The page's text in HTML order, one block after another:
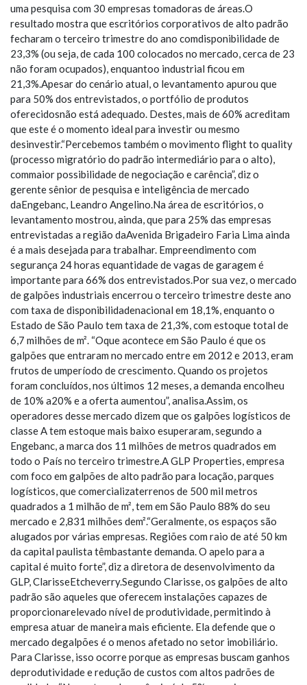
uma pesquisa com 30 empresas tomadoras de áreas.O
resultado mostra que escritórios corporativos de alto padrão
fecharam o terceiro trimestre do ano comdisponibilidade de
23,3% (ou seja, de cada 100 colocados no mercado, cerca de 23
não foram ocupados), enquantoo industrial ficou em
21,3%.Apesar do cenário atual, o levantamento apurou que
para 50% dos entrevistados, o portfólio de produtos
oferecidosnão está adequado. Destes, mais de 60% acreditam
que este é o momento ideal para investir ou mesmo
desinvestir.“Percebemos também o movimento flight to quality
(processo migratório do padrão intermediário para o alto),
commaior possibilidade de negociação e carência”, diz o
gerente sênior de pesquisa e inteligência de mercado
daEngebanc, Leandro Angelino.Na área de escritórios, o
levantamento mostrou, ainda, que para 25% das empresas
entrevistadas a região daAvenida Brigadeiro Faria Lima ainda
é a mais desejada para trabalhar. Empreendimento com
segurança 24 horas equantidade de vagas de garagem é
importante para 66% dos entrevistados.Por sua vez, o mercado
de galpões industriais encerrou o terceiro trimestre deste ano
com taxa de disponibilidadenacional em 18,1%, enquanto o
Estado de São Paulo tem taxa de 21,3%, com estoque total de
6,7 milhões de m². “Oque acontece em São Paulo é que os
galpões que entraram no mercado entre em 2012 e 2013, eram
frutos de umperíodo de crescimento. Quando os projetos
foram concluídos, nos últimos 12 meses, a demanda encolheu
de 10% a20% e a oferta aumentou”, analisa.Assim, os
operadores desse mercado dizem que os galpões logísticos de
classe A tem estoque mais baixo esuperaram, segundo a
Engebanc, a marca dos 11 milhões de metros quadrados em
todo o País no terceiro trimestre.A GLP Properties, empresa
com foco em galpões de alto padrão para locação, parques
logísticos, que comercializaterrenos de 500 mil metros
quadrados a 1 milhão de m², tem em São Paulo 88% do seu
mercado e 2,831 milhões dem².“Geralmente, os espaços são
alugados por várias empresas. Regiões com raio de até 50 km
da capital paulista têmbastante demanda. O apelo para a
capital é muito forte”, diz a diretora de desenvolvimento da
GLP, ClarisseEtcheverry.Segundo Clarisse, os galpões de alto
padrão são aqueles que oferecem instalações capazes de
proporcionarelevado nível de produtividade, permitindo à
empresa atuar de maneira mais eficiente. Ela defende que o
mercado degalpões é o menos afetado no setor imobiliário.
Para Clarisse, isso ocorre porque as empresas buscam ganhos
deprodutividade e redução de custos com altos padrões de